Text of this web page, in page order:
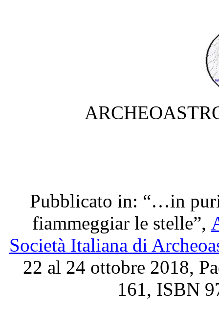
Pubblicato in: “…in
fiammeggiar le stelle”,
Società Italiana di
22 al 24 ottobre 2018,
161, ISBN